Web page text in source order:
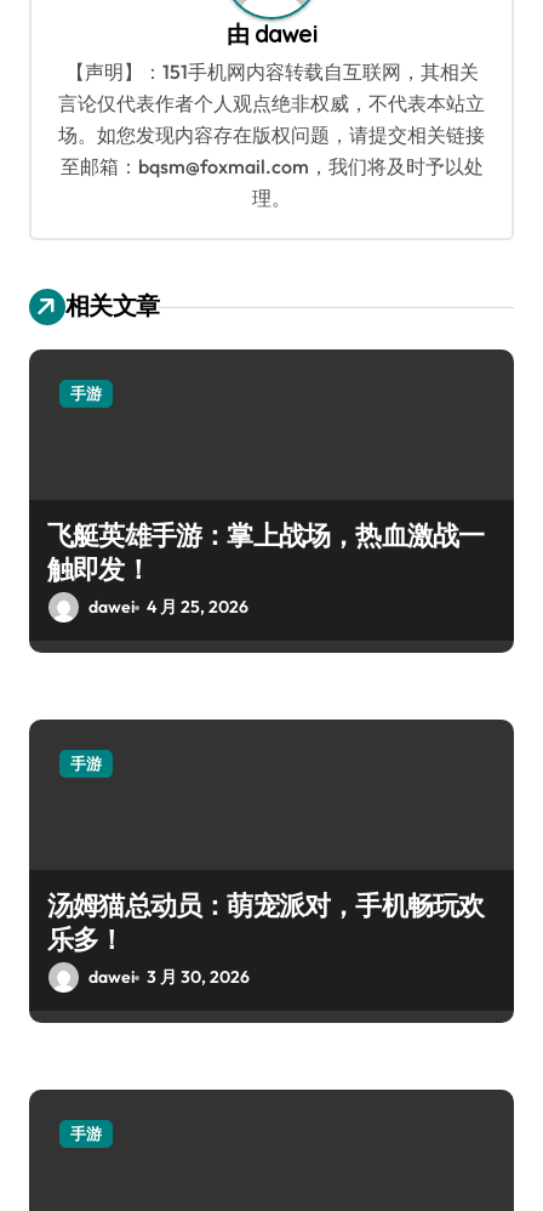
由 dawei
【声明】：151手机网内容转载自互联网，其相关
言论仅代表作者个人观点绝非权威，不代表本站立
场。如您发现内容存在版权问题，请提交相关链接
至邮箱：bqsm@foxmail.com，我们将及时予以处
理。
相关文章
手游
飞艇英雄手游：掌上战场，热血激战一
触即发！
dawei 4 月 25, 2026
手游
汤姆猫总动员：萌宠派对，手机畅玩欢
乐多！
dawei 3 月 30, 2026
手游